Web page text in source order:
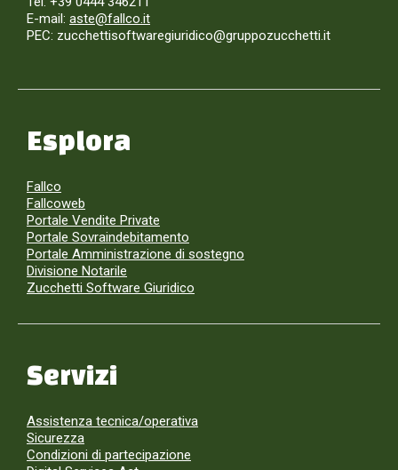
E-mail: aste@fallco.it
PEC: zucchettisoftwaregiuridico@gruppozucchetti.it
Esplora
Fallco
Fallcoweb
Portale Vendite Private
Portale Sovraindebitamento
Portale Amministrazione di sostegno
Divisione Notarile
Zucchetti Software Giuridico
Servizi
Assistenza tecnica/operativa
Sicurezza
Condizioni di partecipazione